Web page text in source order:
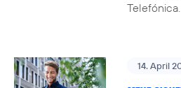
Telefónica.
14. April